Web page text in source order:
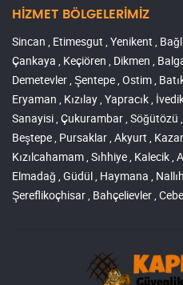
HİZMET BÖLGELERİMİZ
Sincan , Etimesgut , Yenikent ,
Çankaya , Keçiören , Dikmen ,
Demetevler , Şentepe , Ostim ,
Eryaman , Kızılay , Yapracık ,
Sanayisi , Çukurambar , Söğütözü
Beştepe , Pursaklar , Akyurt , Kazan
Kızılcahamam , Sıhhiye , Kalecik ,
Elmadağ , Güdül , Haymana ,
Şereflikoçhisar , Bahçelievler ,